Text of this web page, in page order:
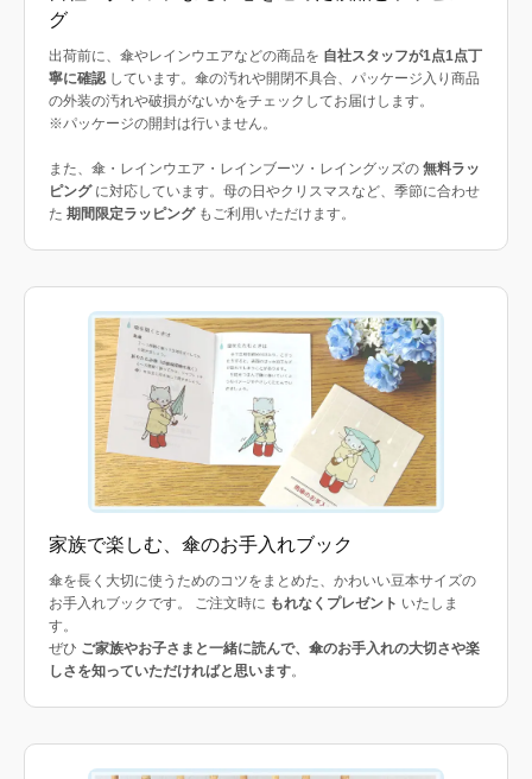
グ
出荷前に、傘やレインウエアなどの商品を 自社スタッフが1点1点丁
寧に確認しています。傘の汚れや開閉不具合、パッケージ入り商品
の外装の汚れや破損がないかをチェックしてお届けします。
※パッケージの開封は行いません。
また、傘・レインウエア・レインブーツ・レイングッズの 無料ラッ
ピングに対応しています。母の日やクリスマスなど、季節に合わせ
た 期間限定ラッピングもご利用いただけます。
家族で楽しむ、傘のお手入れブック
傘を長く大切に使うためのコツをまとめた、かわいい豆本サイズの
お手入れブックです。 ご注文時に もれなくプレゼント いたしま
す。
ぜひ ご家族やお子さまと一緒に読んで、傘のお手入れの大切さや楽
しさを知っていただければと思います。